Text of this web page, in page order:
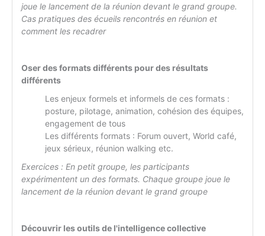
joue le lancement de la réunion devant le grand groupe.
Cas pratiques des écueils rencontrés en réunion et
comment les recadrer
Oser des formats différents pour des résultats
différents
Les enjeux formels et informels de ces formats :
posture, pilotage, animation, cohésion des équipes,
engagement de tous
Les différents formats : Forum ouvert, World café,
jeux sérieux, réunion walking etc.
Exercices : En petit groupe, les participants
expérimentent un des formats. Chaque groupe joue le
lancement de la réunion devant le grand groupe
Découvrir les outils de l'intelligence collective